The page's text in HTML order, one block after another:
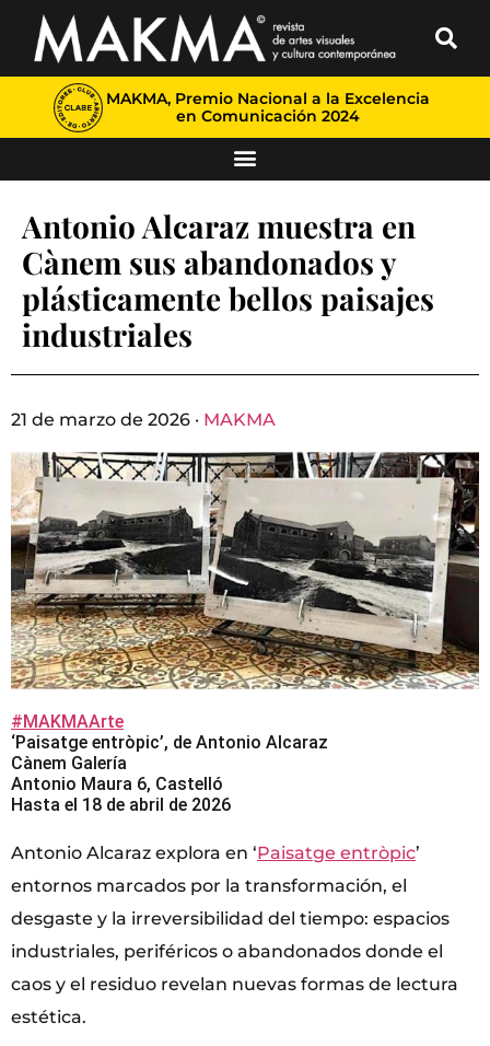
MAKMA, Premio Nacional a la Excelencia
en Comunicación 2024
Antonio Alcaraz muestra en
Cànem sus abandonados y
plásticamente bellos paisajes
industriales
21 de marzo de 2026 · MAKMA
#MAKMAArte
‘Paisatge entròpic’, de Antonio Alcaraz
Cànem Galería
Antonio Maura 6, Castelló
Hasta el 18 de abril de 2026
Antonio Alcaraz explora en ‘Paisatge entròpic’
entornos marcados por la transformación, el
desgaste y la irreversibilidad del tiempo: espacios
industriales, periféricos o abandonados donde el
caos y el residuo revelan nuevas formas de lectura
estética.